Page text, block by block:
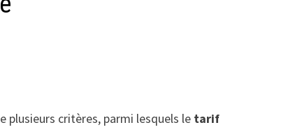
plusieurs critères, parmi lesquels le tarif